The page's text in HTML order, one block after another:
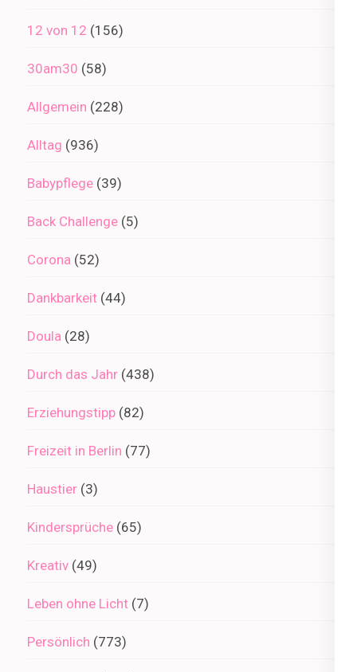
12 von 12 (156)
30am30 (58)
Allgemein (228)
Alltag (936)
Babypflege (39)
Back Challenge (5)
Corona (52)
Dankbarkeit (44)
Doula (28)
Durch das Jahr (438)
Erziehungstipp (82)
Freizeit in Berlin (77)
Haustier (3)
Kindersprüche (65)
Kreativ (49)
Leben ohne Licht (7)
Persönlich (773)